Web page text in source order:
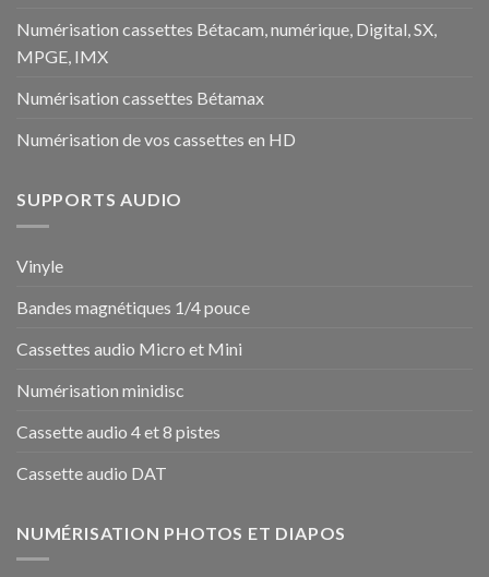
Numérisation cassettes Bétacam, numérique, Digital, SX,
MPGE, IMX
Numérisation cassettes Bétamax
Numérisation de vos cassettes en HD
SUPPORTS AUDIO
Vinyle
Bandes magnétiques 1/4 pouce
Cassettes audio Micro et Mini
Numérisation minidisc
Cassette audio 4 et 8 pistes
Cassette audio DAT
NUMÉRISATION PHOTOS ET DIAPOS